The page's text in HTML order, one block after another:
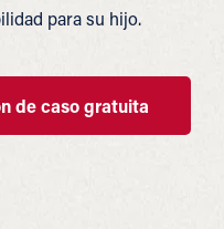
para su hijo.
de caso gratuita